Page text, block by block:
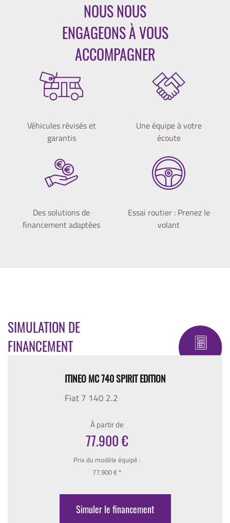
NOUS NOUS
ENGAGEONS À VOUS
ACCOMPAGNER
Véhicules révisés et
garantis
Une équipe à votre
écoute
Des solutions de
financement adaptées
Essai routier : Prenez le
volant
SIMULATION DE
FINANCEMENT
ITINEO MC 740 SPIRIT EDITION
Fiat 7 140 2.2
À partir de
77.900 €
Prix du modèle équipé :
77.900 € *
Simuler le financement